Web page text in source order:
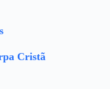
Cristã